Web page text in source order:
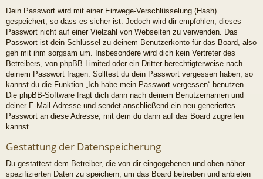
Dein Passwort wird mit einer Einwege-Verschlüsselung (Hash)
gespeichert, so dass es sicher ist. Jedoch wird dir empfohlen, dieses
Passwort nicht auf einer Vielzahl von Webseiten zu verwenden. Das
Passwort ist dein Schlüssel zu deinem Benutzerkonto für das Board, also
geh mit ihm sorgsam um. Insbesondere wird dich kein Vertreter des
Betreibers, von phpBB Limited oder ein Dritter berechtigterweise nach
deinem Passwort fragen. Solltest du dein Passwort vergessen haben, so
kannst du die Funktion „Ich habe mein Passwort vergessen“ benutzen.
Die phpBB-Software fragt dich dann nach deinem Benutzernamen und
deiner E-Mail-Adresse und sendet anschließend ein neu generiertes
Passwort an diese Adresse, mit dem du dann auf das Board zugreifen
kannst.
Gestattung der Datenspeicherung
Du gestattest dem Betreiber, die von dir eingegebenen und oben näher
spezifizierten Daten zu speichern, um das Board betreiben und anbieten